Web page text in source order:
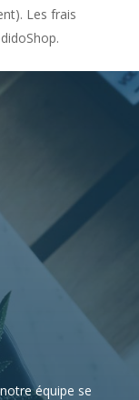
Les frais
équipe se